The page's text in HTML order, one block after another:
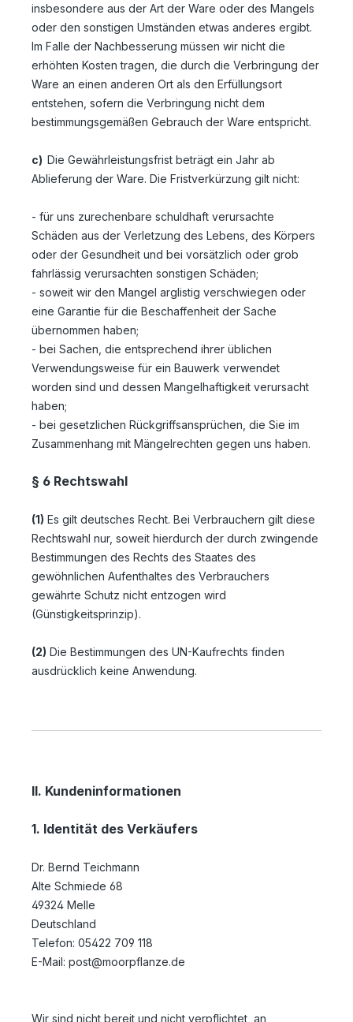
insbesondere aus der Art der Ware oder des Mangels
oder den sonstigen Umständen etwas anderes ergibt.
Im Falle der Nachbesserung müssen wir nicht die
erhöhten Kosten tragen, die durch die Verbringung der
Ware an einen anderen Ort als den Erfüllungsort
entstehen, sofern die Verbringung nicht dem
bestimmungsgemäßen Gebrauch der Ware entspricht.
c) Die Gewährleistungsfrist beträgt ein Jahr ab
Ablieferung der Ware. Die Fristverkürzung gilt nicht:
- für uns zurechenbare schuldhaft verursachte
Schäden aus der Verletzung des Lebens, des Körpers
oder der Gesundheit und bei vorsätzlich oder grob
fahrlässig verursachten sonstigen Schäden;
- soweit wir den Mangel arglistig verschwiegen oder
eine Garantie für die Beschaffenheit der Sache
übernommen haben;
- bei Sachen, die entsprechend ihrer üblichen
Verwendungsweise für ein Bauwerk verwendet
worden sind und dessen Mangelhaftigkeit verursacht
haben;
- bei gesetzlichen Rückgriffsansprüchen, die Sie im
Zusammenhang mit Mängelrechten gegen uns haben.
§ 6 Rechtswahl
(1) Es gilt deutsches Recht. Bei Verbrauchern gilt diese
Rechtswahl nur, soweit hierdurch der durch zwingende
Bestimmungen des Rechts des Staates des
gewöhnlichen Aufenthaltes des Verbrauchers
gewährte Schutz nicht entzogen wird
(Günstigkeitsprinzip).
(2) Die Bestimmungen des UN-Kaufrechts finden
ausdrücklich keine Anwendung.
II. Kundeninformationen
1. Identität des Verkäufers
Dr. Bernd Teichmann
Alte Schmiede 68
49324 Melle
Deutschland
Telefon: 05422 709 118
E-Mail: post@moorpflanze.de
Wir sind nicht bereit und nicht verpflichtet, an